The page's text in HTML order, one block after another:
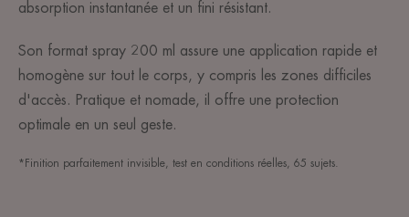
absorption instantanée et un fini résistant.
Son format spray 200 ml assure une application rapide et
homogène sur tout le corps, y compris les zones difficiles
d'accès. Pratique et nomade, il offre une protection
optimale en un seul geste.
*Finition parfaitement invisible, test en conditions réelles, 65 sujets.